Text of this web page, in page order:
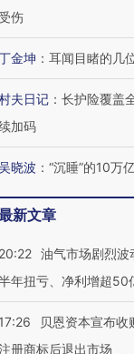
伤
金坤 ： 耳闻目睹的几
夫日记 ： 长护险覆盖
加码
晓波 ： “沉睡”的10万
新文章
20:22 油气市场剧烈波
年扭亏、净利增超50
17:26
贝恩资本宣布
册商标后退出市场